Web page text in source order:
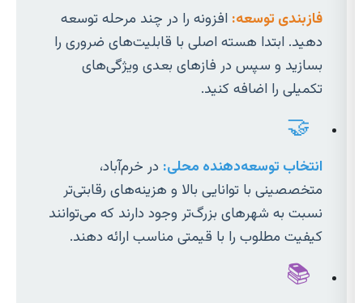
فازبندی توسعه: افزونه را در چند مرحله توسعه
دهید. ابتدا هسته اصلی با قابلیت‌های ضروری را
بسازید و سپس در فازهای بعدی ویژگی‌های
تکمیلی را اضافه کنید.
🤝
انتخاب توسعه‌دهنده محلی: در خرم‌آباد،
متخصصینی با توانایی بالا و هزینه‌های رقابتی‌تر
نسبت به شهرهای بزرگ‌تر وجود دارند که می‌توانند
کیفیت مطلوب را با قیمتی مناسب ارائه دهند.
📚